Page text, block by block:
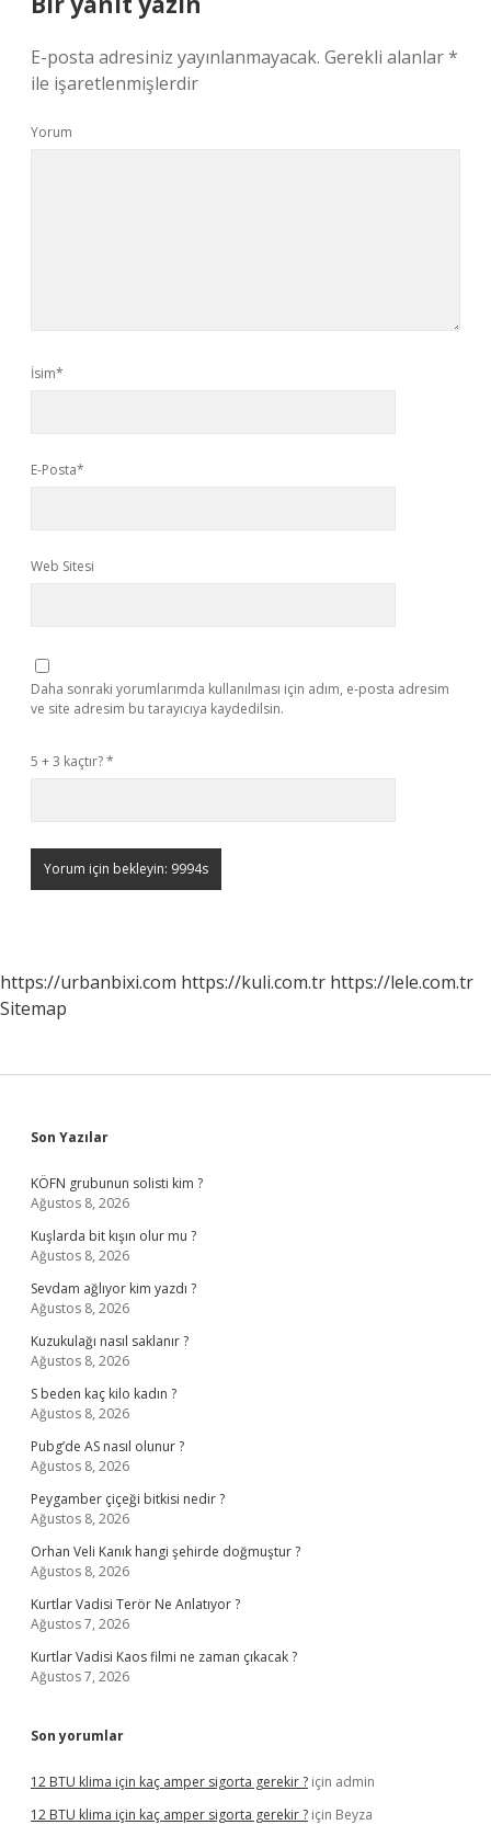
E-posta adresiniz yayınlanmayacak. Gerekli alanlar*
ile işaretlenmişlerdir
Yorum
İsim*
E-Posta*
Web Sitesi
Daha sonraki yorumlarımda kullanılması için adım, e-posta adresim
ve site adresim bu tarayıcıya kaydedilsin.
5 + 3 kaçtır?*
https://urbanbixi.com https://kuli.com.tr https://lele.com.tr
Sitemap
Sidebar
Son Yazılar
KÖFN grubunun solisti kim ?
Ağustos 8, 2026
Kuşlarda bit kışın olur mu ?
Ağustos 8, 2026
Sevdam ağlıyor kim yazdı ?
Ağustos 8, 2026
Kuzukulağı nasıl saklanır ?
Ağustos 8, 2026
S beden kaç kilo kadın ?
Ağustos 8, 2026
Pubg’de AS nasıl olunur ?
Ağustos 8, 2026
Peygamber çiçeği bitkisi nedir ?
Ağustos 8, 2026
Orhan Veli Kanık hangi şehirde doğmuştur ?
Ağustos 8, 2026
Kurtlar Vadisi Terör Ne Anlatıyor ?
Ağustos 7, 2026
Kurtlar Vadisi Kaos filmi ne zaman çıkacak ?
Ağustos 7, 2026
Son yorumlar
12 BTU klima için kaç amper sigorta gerekir ? için admin
12 BTU klima için kaç amper sigorta gerekir ? için Beyza